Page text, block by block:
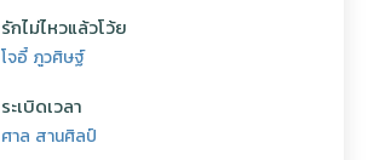
รักไม่ไหวแล้วโว้ย
โจอี้ ภูวศิษฐ์
ระเบิดเวลา
ศาล สานศิลป์